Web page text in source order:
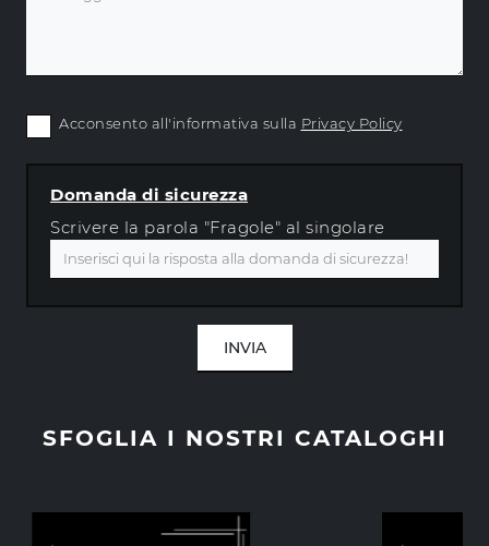
SFOGLIA I NOSTRI CATALOGHI
Acconsento all'informativa sulla Privacy Policy
Domanda di sicurezza
Scrivere la parola "Fragole" al singolare
INVIA